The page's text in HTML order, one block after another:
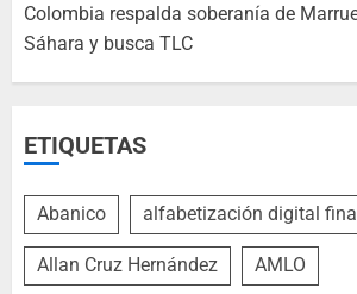
Colombia respalda soberanía de
Sáhara y busca TLC
ETIQUETAS
Abanico alfabetización digital
Allan Cruz Hernández AMLO